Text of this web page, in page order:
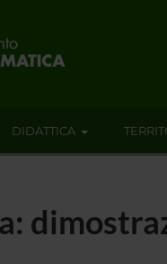
DIDATTICA